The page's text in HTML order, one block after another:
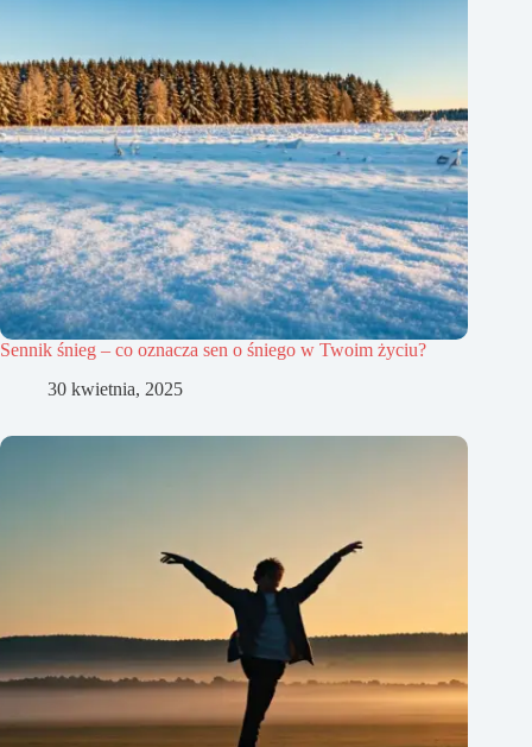
Sennik śnieg – co oznacza sen o śniego w Twoim życiu?
30 kwietnia, 2025